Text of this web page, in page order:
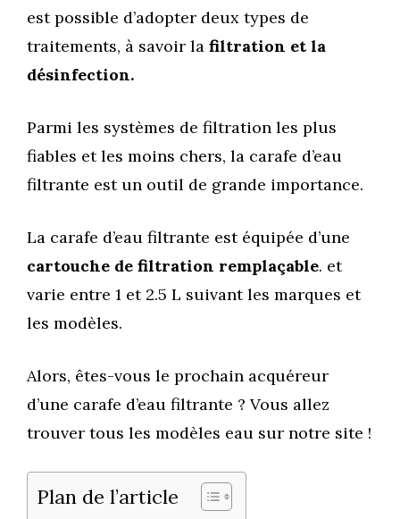
est possible d’adopter deux types de
traitements, à savoir la filtration et la
désinfection.
Parmi les systèmes de filtration les plus
fiables et les moins chers, la carafe d’eau
filtrante est un outil de grande importance.
La carafe d’eau filtrante est équipée d’une
cartouche de filtration remplaçable. et
varie entre 1 et 2.5 L suivant les marques et
les modèles.
Alors, êtes-vous le prochain acquéreur
d’une carafe d’eau filtrante ? Vous allez
trouver tous les modèles eau sur notre site !
Plan de l’article